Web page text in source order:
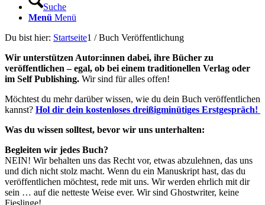
Suche
Menü Menü
Du bist hier: Startseite1 / Buch Veröffentlichung
Wir unterstützen Autor:innen dabei, ihre Bücher zu
veröffentlichen – egal, ob bei einem traditionellen Verlag oder
im Self Publishing. Wir sind für alles offen!
Möchtest du mehr darüber wissen, wie du dein Buch veröffentlichen
kannst? Hol dir dein kostenloses dreißigminütiges Erstgespräch!
Was du wissen solltest, bevor wir uns unterhalten:
Begleiten wir jedes Buch?
NEIN! Wir behalten uns das Recht vor, etwas abzulehnen, das uns
und dich nicht stolz macht. Wenn du ein Manuskript hast, das du
veröffentlichen möchtest, rede mit uns. Wir werden ehrlich mit dir
sein … auf die netteste Weise ever. Wir sind Ghostwriter, keine
Fieslinge!